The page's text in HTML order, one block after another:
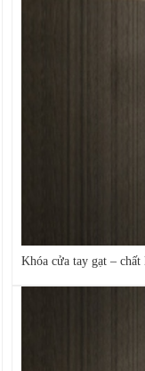
Khóa cửa tay gạt –